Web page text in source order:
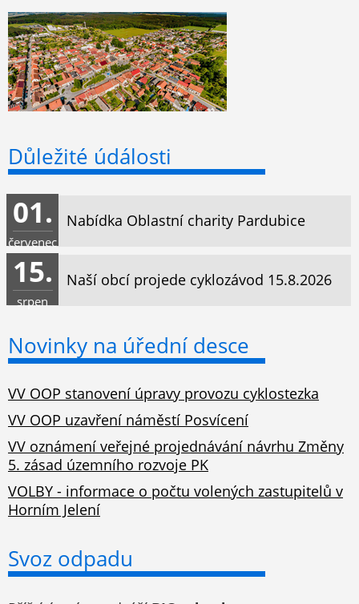
Důležité údálosti
Nabídka Oblastní charity Pardubice
01.
červenec
Naší obcí projede cyklozávod 15.8.2026
15.
srpen
Novinky na úřední desce
VV OOP stanovení úpravy provozu cyklostezka
VV OOP uzavření náměstí Posvícení
VV oznámení veřejné projednávání návrhu Změny
5. zásad územního rozvoje PK
VOLBY - informace o počtu volených zastupitelů v
Horním Jelení
Svoz odpadu